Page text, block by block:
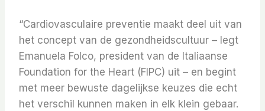
“Cardiovasculaire preventie maakt deel uit van
het concept van de gezondheidscultuur – legt
Emanuela Folco, president van de Italiaanse
Foundation for the Heart (FIPC) uit – en begint
met meer bewuste dagelijkse keuzes die echt
het verschil kunnen maken in elk klein gebaar.